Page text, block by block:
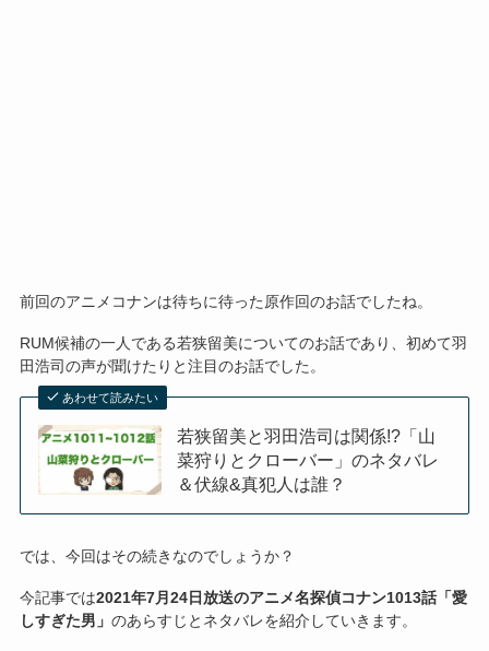
前回のアニメコナンは待ちに待った原作回のお話でしたね。
RUM候補の一人である若狭留美についてのお話であり、初めて羽
田浩司の声が聞けたりと注目のお話でした。
あわせて読みたい
若狭留美と羽田浩司は関係!?「山
菜狩りとクローバー」のネタバレ
＆伏線&真犯人は誰？
では、今回はその続きなのでしょうか？
今記事では2021年7月24日放送のアニメ名探偵コナン1013話「愛
しすぎた男」 のあらすじとネタバレを紹介していきます。